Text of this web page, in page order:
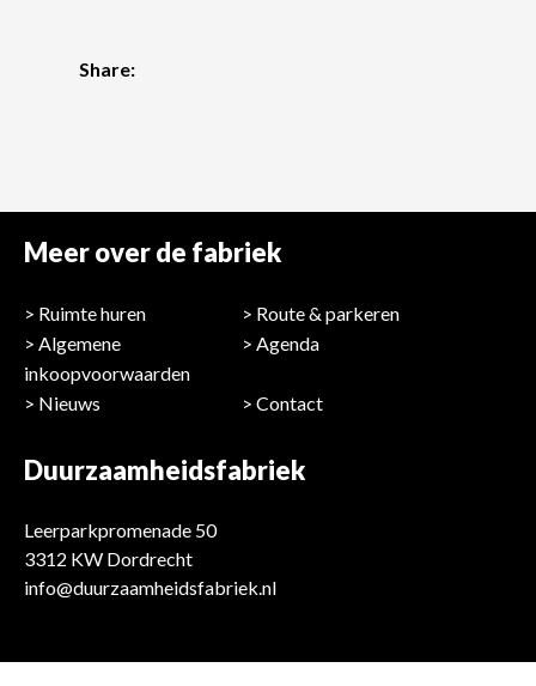
Share:
Meer over de fabriek
Ruimte huren
Route & parkeren
Algemene
inkoopvoorwaarden
Agenda
Nieuws Contact
Duurzaamheidsfabriek
Leerparkpromenade 50
3312 KW Dordrecht
info@duurzaamheidsfabriek.nl